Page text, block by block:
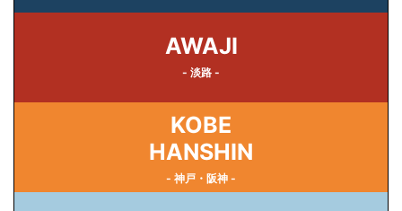
AWAJI
- 淡路 -
KOBE
HANSHIN
- 神戸・阪神 -